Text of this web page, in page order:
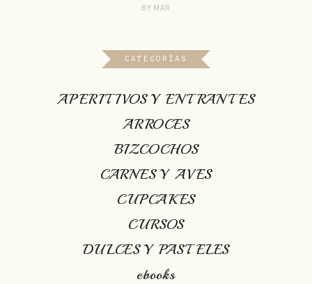
BY MAR
CATEGORÍAS
APERITIVOS Y ENTRANTES
ARROCES
BIZCOCHOS
CARNES Y AVES
CUPCAKES
CURSOS
DULCES Y PASTELES
ebooks